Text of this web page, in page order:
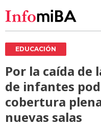
EDUCACIÓN
Por la caída de
de infantes
cobertura
nuevas salas